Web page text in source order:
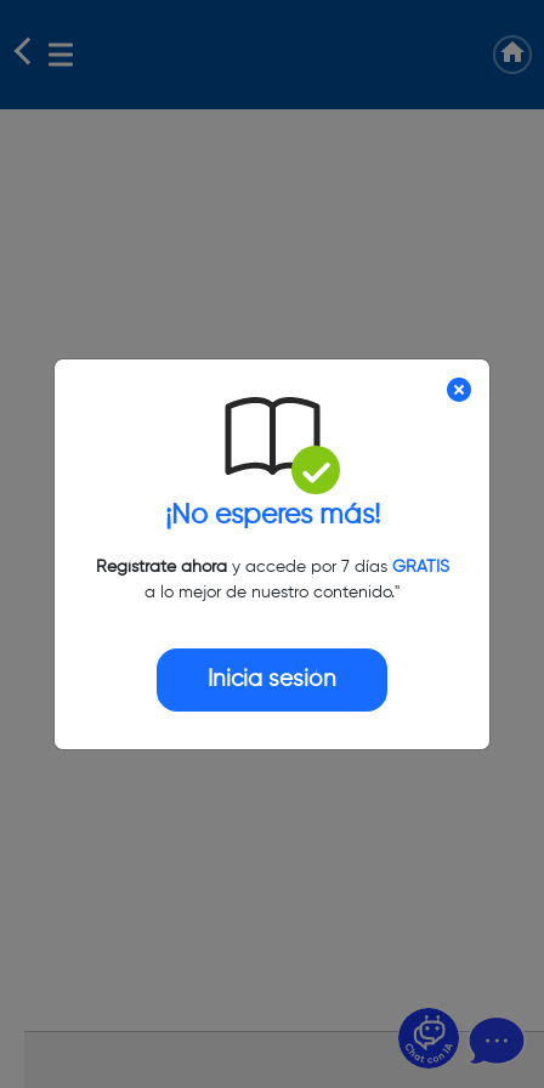
¡No esperes más!
Regístrate ahoray accede por 7 días GRATIS
a lo mejor de nuestro contenido."
Inicia sesión